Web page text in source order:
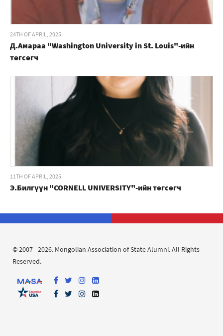
24TH OF APRIL, 2025
Д.Амараа "Washington University in St. Louis"-ийн
төгсөгч
11TH OF APRIL, 2025
Э.Билгүүн "CORNELL UNIVERSITY"-ийн төгсөгч
© 2007 - 2026. Mongolian Association of State Alumni. All Rights
Reserved.